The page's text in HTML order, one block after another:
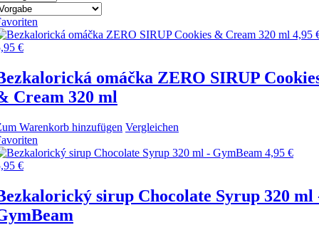
4,95
€
omáčka ZERO SIRUP
Cream 320 ml
Warenkorb hinzufügen Vergleichen
4,95 €
€
sirup Chocolate Syrup 320 ml